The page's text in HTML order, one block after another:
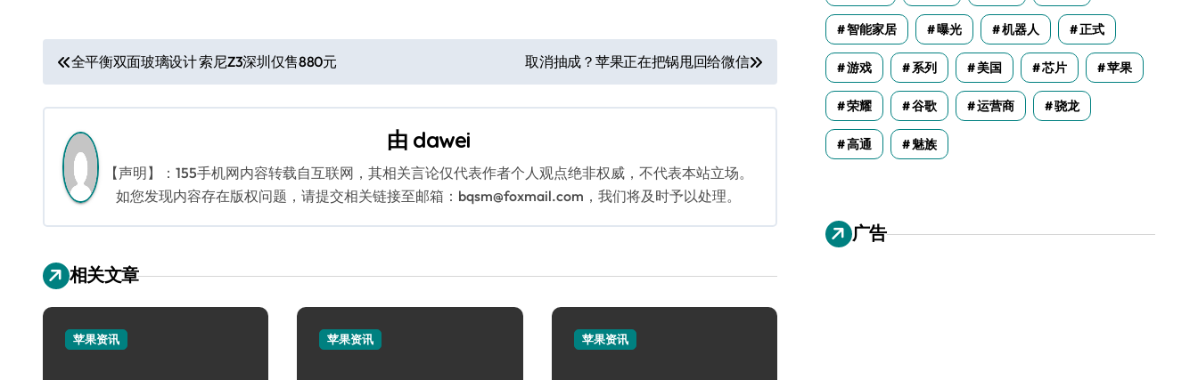
文
章
导
航
全平衡双面玻璃设计 索尼Z3深圳仅售880元 取消抽成？苹果正在把锅甩回给微信
由 dawei
【声明】：155手机网内容转载自互联网，其相关言论仅代表作者个人观点绝非权威，不代表本站立场。
如您发现内容存在版权问题，请提交相关链接至邮箱：bqsm@foxmail.com，我们将及时予以处理。
相关文章
苹果资讯 苹果资讯 苹果资讯
智能家居 曝光 机器人 正式
游戏 系列 美国 芯片 苹果
荣耀 谷歌 运营商 骁龙
高通 魅族
广告